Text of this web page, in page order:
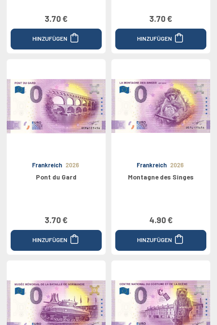
3.70 €
HINZUFÜGEN
3.70 €
HINZUFÜGEN
Frankreich 2026
Pont du Gard
3.70 €
HINZUFÜGEN
Frankreich 2026
Montagne des Singes
4.90 €
HINZUFÜGEN